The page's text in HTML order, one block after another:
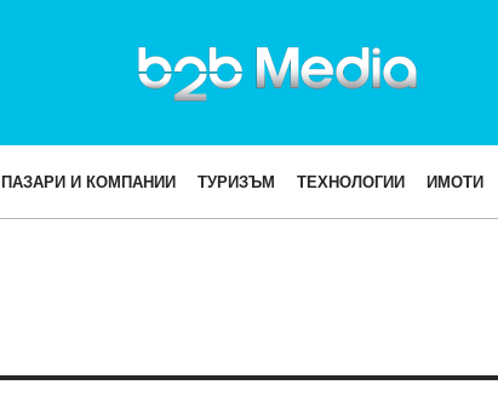
ПАЗАРИ И КОМПАНИИ ТУРИЗЪМ ТЕХНОЛОГИИ ИМОТИ